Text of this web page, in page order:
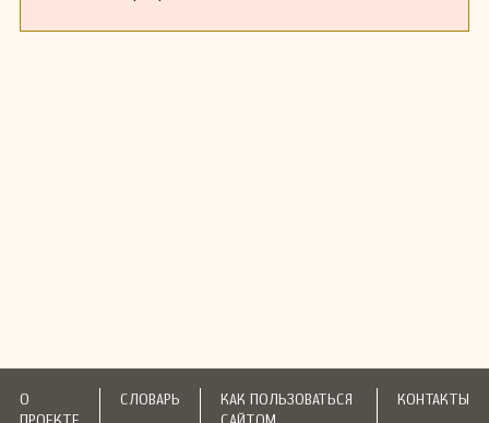
О
СЛОВАРЬ
КАК ПОЛЬЗОВАТЬСЯ
КОНТАКТЫ